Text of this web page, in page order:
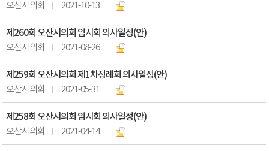
오산시의회 2021-10-13
제260회 오산시의회 임시회 의사일정(안)
오산시의회 2021-08-26
제259회 오산시의회 제1차정례회 의사일정(안)
오산시의회 2021-05-31
제258회 오산시의회 임시회 의사일정(안)
오산시의회 2021-04-14